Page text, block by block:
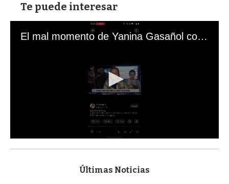
Te puede interesar
El mal momento de Yanina Gasañol con un hincha argentino en "Subrayado"
s
Últimas Noticias